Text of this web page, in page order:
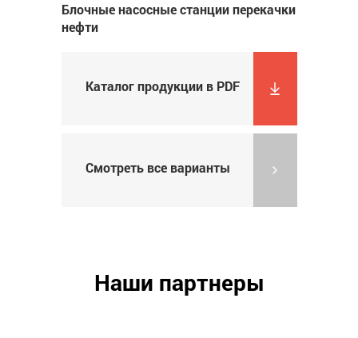
Блочные насосные станции перекачки
нефти
Каталог продукции в PDF
Смотреть все варианты
Наши партнеры